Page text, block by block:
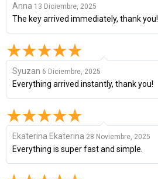
Anna 13 Diciembre, 2025
The key arrived immediately, thank you!
Syuzan 6 Diciembre, 2025
Everything arrived instantly, thank you!
Ekaterina Ekaterina 28 Noviembre, 2025
Everything is super fast and simple.